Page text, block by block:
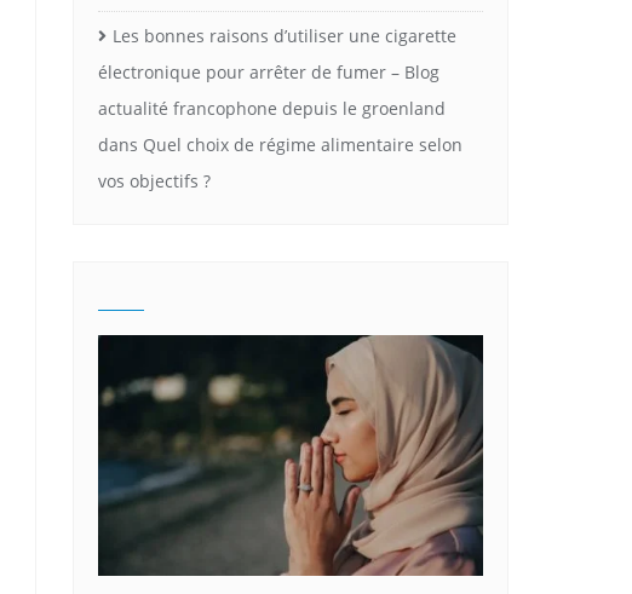
Les bonnes raisons d’utiliser une cigarette
électronique pour arrêter de fumer – Blog
actualité francophone depuis le groenland
dans Quel choix de régime alimentaire selon
vos objectifs ?